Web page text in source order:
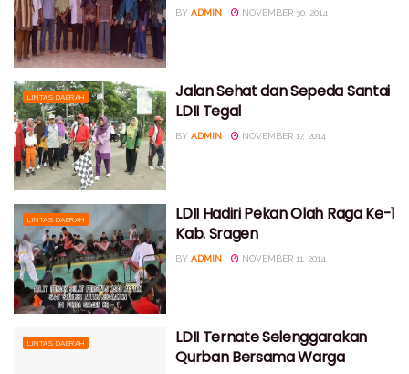
BY ADMIN NOVEMBER 30, 2014
LINTAS DAERAH
Jalan Sehat dan Sepeda Santai
LDII Tegal
BY ADMIN NOVEMBER 17, 2014
LINTAS DAERAH
LDII Hadiri Pekan Olah Raga Ke-1
Kab. Sragen
BY ADMIN NOVEMBER 11, 2014
LINTAS DAERAH
LDII Ternate Selenggarakan
Qurban Bersama Warga